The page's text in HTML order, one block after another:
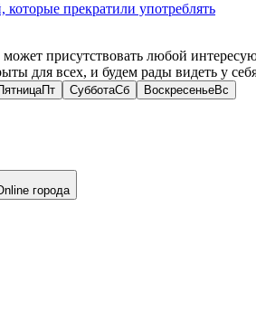
прекратили употреблять
присутствовать любой
для всех, и будем рады видеть у
Пт СубботаСб ВоскресеньеВс
города